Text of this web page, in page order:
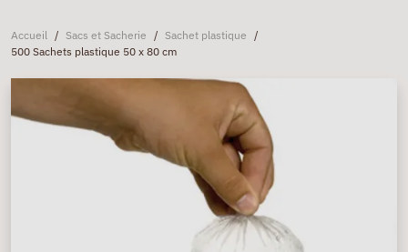
Accueil / Sacs et Sacherie / Sachet plastique /
500 Sachets plastique 50 x 80 cm